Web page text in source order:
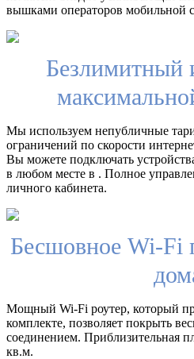
вышками операторов мобильной
Безлимитный
Мы используем непубличные
ограничений по скорости
Вы можете подключать
в любом месте в . Полное
личного кабинета.
Бесшовное Wi-Fi
Мощный Wi-Fi роутер, который
комплекте, позволяет покрыть
соединением. Приблизительная
кв.м.